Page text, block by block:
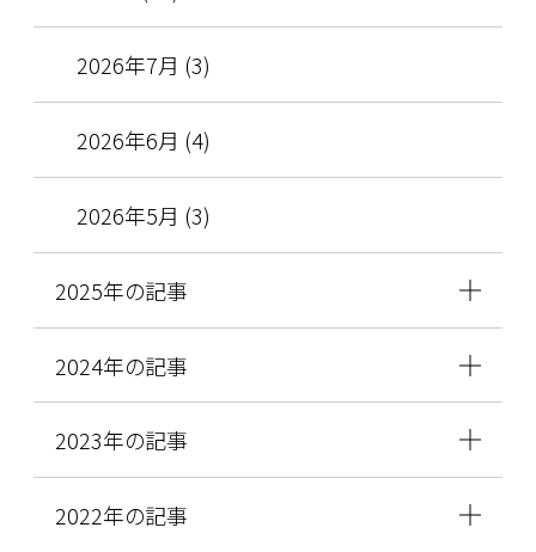
2026年7月 (3)
2026年6月 (4)
2026年5月 (3)
2025年の記事
2024年の記事
2023年の記事
2022年の記事